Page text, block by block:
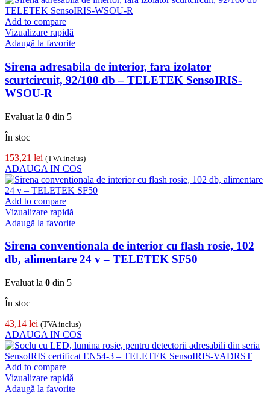
Add to compare
Vizualizare rapidă
Adaugă la favorite
Sirena adresabila de interior, fara izolator
scurtcircuit, 92/100 db – TELETEK SensoIRIS-
WSOU-R
Evaluat la 0 din 5
În stoc
153,21 lei (TVA inclus)
ADAUGA IN COS
Add to compare
Vizualizare rapidă
Adaugă la favorite
Sirena conventionala de interior cu flash rosie, 102
db, alimentare 24 v – TELETEK SF50
Evaluat la 0 din 5
În stoc
43,14 lei (TVA inclus)
ADAUGA IN COS
Add to compare
Vizualizare rapidă
Adaugă la favorite